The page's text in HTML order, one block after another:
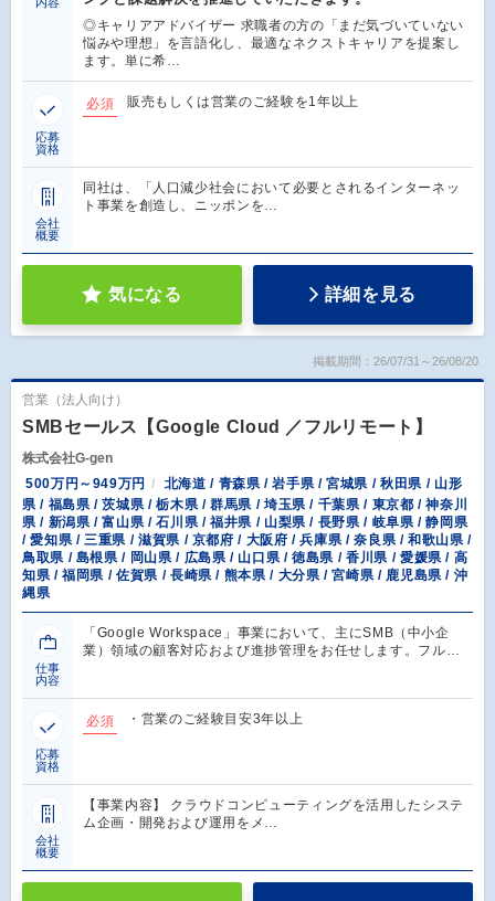
◎キャリアアドバイザー 求職者の方の「まだ気づいていない
悩みや理想」を言語化し、最適なネクストキャリアを提案し
ます。単に希…
応募
資格
必須 販売もしくは営業のご経験を1年以上
会社
概要
同社は、「人口減少社会において必要とされるインターネッ
ト事業を創造し、ニッポンを…
気になる 詳細を見る
掲載期間：26/07/31～26/08/20
営業（法人向け）
SMBセールス【Google Cloud ／フルリモート】
株式会社G-gen
500万円～949万円
北海道 / 青森県 / 岩手県 / 宮城県 / 秋田県 / 山形
県 / 福島県 / 茨城県 / 栃木県 / 群馬県 / 埼玉県 / 千葉県 / 東京都 / 神奈川
県 / 新潟県 / 富山県 / 石川県 / 福井県 / 山梨県 / 長野県 / 岐阜県 / 静岡県
/ 愛知県 / 三重県 / 滋賀県 / 京都府 / 大阪府 / 兵庫県 / 奈良県 / 和歌山県 /
鳥取県 / 島根県 / 岡山県 / 広島県 / 山口県 / 徳島県 / 香川県 / 愛媛県 / 高
知県 / 福岡県 / 佐賀県 / 長崎県 / 熊本県 / 大分県 / 宮崎県 / 鹿児島県 / 沖
縄県
仕事
内容
「Google Workspace」事業において、主にSMB（中小企
業）領域の顧客対応および進捗管理をお任せします。フル…
応募
資格
必須 ・営業のご経験目安3年以上
会社
概要
【事業内容】 クラウドコンピューティングを活用したシステ
ム企画・開発および運用をメ…